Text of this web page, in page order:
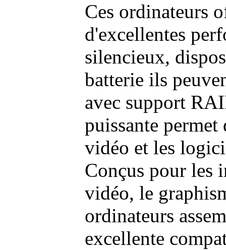
Ces ordinateurs
d'excellentes
silencieux,
batterie ils
avec support
puissante permet
vidéo et les
Conçus pour les
vidéo, le
ordinateurs
excellente